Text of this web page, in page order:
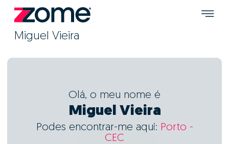
Miguel Vieira
Olá, o meu nome é
Miguel Vieira
Podes encontrar-me aqui: Porto -
CEC